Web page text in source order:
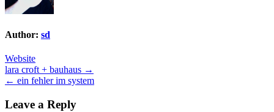
Author: sd
Website
Post
navigation
lara croft + bauhaus →
← ein fehler im system
Leave a Reply